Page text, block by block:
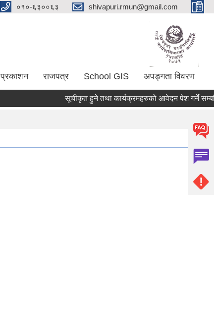
०१०-६३००६३ shivapuri.rmun@gmail.com
प्रकाशन राजपत्र School GIS अपङ्गता विवरण
सूचीकृत हुने तथा कार्यक्रमहरुको आवेदन पेश गर्ने सम्बन्धि